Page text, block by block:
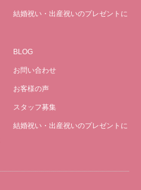
結婚祝い・出産祝いのプレゼントに
BLOG
お問い合わせ
お客様の声
スタッフ募集
結婚祝い・出産祝いのプレゼントに